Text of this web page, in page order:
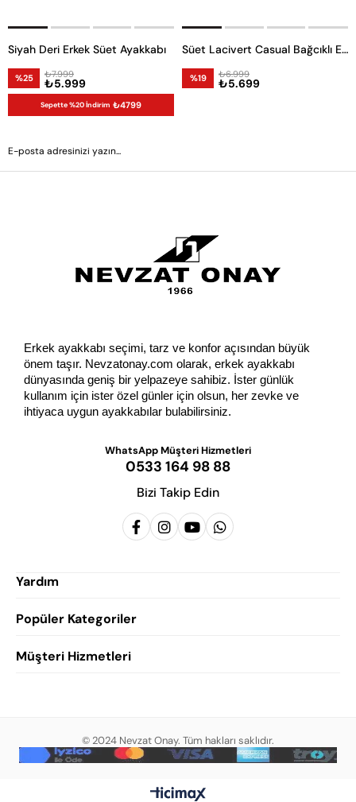
Siyah Deri Erkek Süet Ayakkabı
%25 ₺5.999
₺7.999
Sepette %20 İndirim ₺4799
Süet Lacivert Casual Bağcıklı Erkek Ayakkabı -53341-
%19 ₺5.699
₺6.999
Erkek ayakkabı seçimi, tarz ve konfor açısından büyük
önem taşır. Nevzatonay.com olarak, erkek ayakkabı
dünyasında geniş bir yelpazeye sahibiz. İster günlük
kullanım için ister özel günler için olsun, her zevke ve
ihtiyaca uygun ayakkabılar bulabilirsiniz.
WhatsApp Müşteri Hizmetleri
0533 164 98 88
Bizi Takip Edin
Yardım
Hakkımızda
Popüler Kategoriler
Erkek Klasik Ayakkabı
Erkek Günlük Ayakkabı
Erkek Sandalet
Erkek Loafer Ayakkabı
Müşteri Hizmetleri
Mesafeli Satış Sözleşmesi
© 2024 Nevzat Onay. Tüm hakları saklıdır.